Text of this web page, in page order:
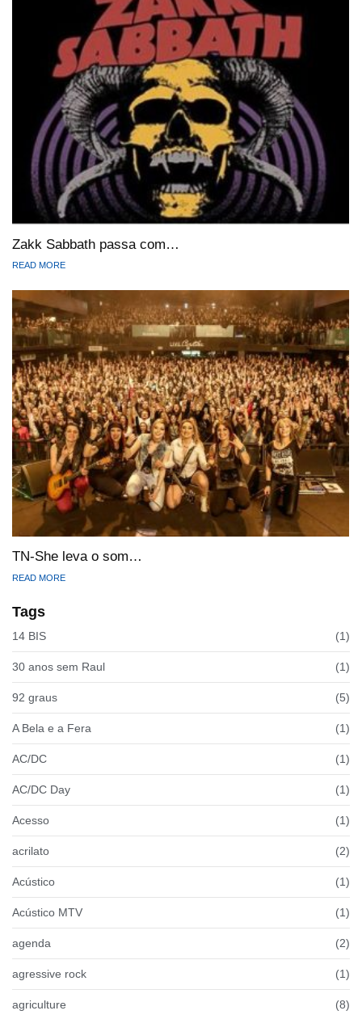
Zakk Sabbath passa com…
READ MORE
TN-She leva o som…
READ MORE
Tags
14 BIS (1)
30 anos sem Raul (1)
92 graus (5)
A Bela e a Fera (1)
AC/DC (1)
AC/DC Day (1)
Acesso (1)
acrilato (2)
Acústico (1)
Acústico MTV (1)
agenda (2)
agressive rock (1)
agriculture (8)